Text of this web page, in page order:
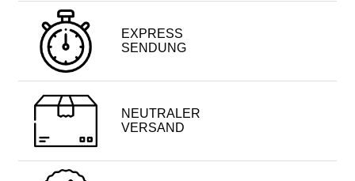
EXPRESS
SENDUNG
NEUTRALER
VERSAND